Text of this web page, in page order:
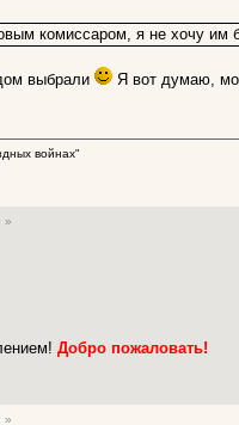
комиссаром, я не хочу им
выбрали
Я вот думаю,
войнах"
»
Добро пожаловать!
»